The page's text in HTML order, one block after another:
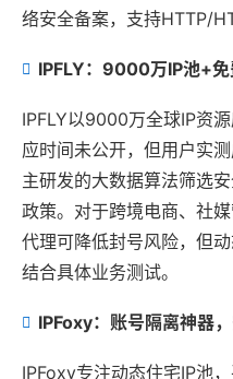
络安全备案，支持HTTP/
IPFLY：9000万IP池+免
IPFLY以9000万全球IP资
应时间未公开，但用户实
主研发的大数据算法筛选
政策。对于跨境电商、社
代理可降低封号风险，但
结合具体业务测试。
IPFoxy：账号隔离神器
IPFoxy专注动态住宅IP池